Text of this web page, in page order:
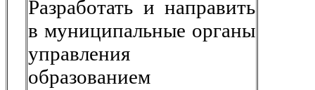
Разработать и направить
в муниципальные органы
управления
образованием